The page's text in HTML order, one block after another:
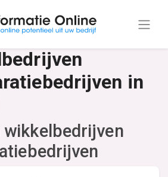
in
wikkelbedrijven